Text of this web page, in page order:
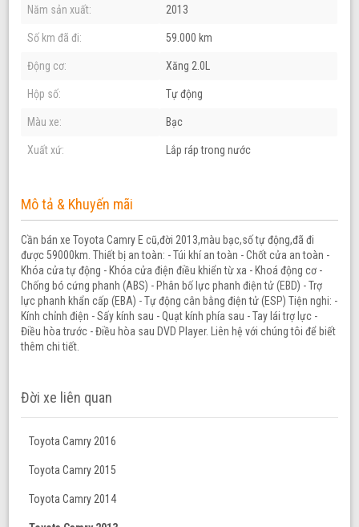
Năm sản xuất: 2013
Số km đã đi: 59.000 km
Động cơ: Xăng 2.0L
Hộp số: Tự động
Màu xe: Bạc
Xuất xứ: Lắp ráp trong nước
Mô tả & Khuyến mãi
Cần bán xe Toyota Camry E cũ,đời 2013,màu bạc,số tự động,đã đi
được 59000km. Thiết bị an toàn: - Túi khí an toàn - Chốt cửa an toàn -
Khóa cửa tự động - Khóa cửa điện điều khiển từ xa - Khoá động cơ -
Chống bó cứng phanh (ABS) - Phân bố lực phanh điện tử (EBD) - Trợ
lực phanh khẩn cấp (EBA) - Tự động cân bằng điện tử (ESP) Tiện nghi: -
Kính chỉnh điện - Sấy kính sau - Quạt kính phía sau - Tay lái trợ lực -
Điều hòa trước - Điều hòa sau DVD Player. Liên hệ với chúng tôi để biết
thêm chi tiết.
Đời xe liên quan
Toyota Camry 2016
Toyota Camry 2015
Toyota Camry 2014